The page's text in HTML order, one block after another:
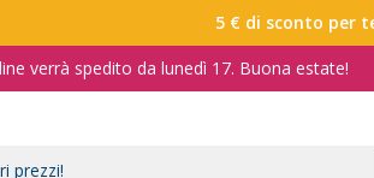
5 € di sconto per
verrà spedito da lunedì 17. Buona estate!